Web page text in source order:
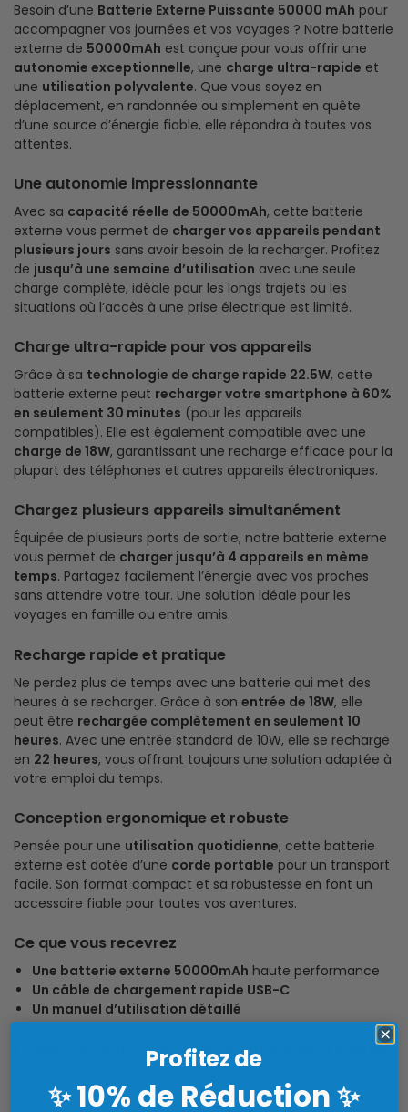
Besoin d’une Batterie Externe Puissante 50000 mAh pour
accompagner vos journées et vos voyages ? Notre batterie
externe de 50000mAh est conçue pour vous offrir une
autonomie exceptionnelle, une charge ultra-rapide et
une utilisation polyvalente. Que vous soyez en
déplacement, en randonnée ou simplement en quête
d’une source d’énergie fiable, elle répondra à toutes vos
attentes.
Une autonomie impressionnante
Avec sa capacité réelle de 50000mAh, cette batterie
externe vous permet de charger vos appareils pendant
plusieurs jours sans avoir besoin de la recharger. Profitez
de jusqu’à une semaine d’utilisation avec une seule
charge complète, idéale pour les longs trajets ou les
situations où l’accès à une prise électrique est limité.
Charge ultra-rapide pour vos appareils
Grâce à sa technologie de charge rapide 22.5W, cette
batterie externe peut recharger votre smartphone à 60%
en seulement 30 minutes (pour les appareils
compatibles). Elle est également compatible avec une
charge de 18W, garantissant une recharge efficace pour la
plupart des téléphones et autres appareils électroniques.
Chargez plusieurs appareils simultanément
Équipée de plusieurs ports de sortie, notre batterie externe
vous permet de charger jusqu’à 4 appareils en même
temps. Partagez facilement l’énergie avec vos proches
sans attendre votre tour. Une solution idéale pour les
voyages en famille ou entre amis.
Recharge rapide et pratique
Ne perdez plus de temps avec une batterie qui met des
heures à se recharger. Grâce à son entrée de 18W, elle
peut être rechargée complètement en seulement 10
heures. Avec une entrée standard de 10W, elle se recharge
en 22 heures, vous offrant toujours une solution adaptée à
votre emploi du temps.
Conception ergonomique et robuste
Pensée pour une utilisation quotidienne, cette batterie
externe est dotée d’une corde portable pour un transport
facile. Son format compact et sa robustesse en font un
accessoire fiable pour toutes vos aventures.
Ce que vous recevrez
Une batterie externe 50000mAh haute performance
Un câble de chargement rapide USB-C
Un manuel d’utilisation détaillé
L’alliée parfaite pour ne jamais manquer d’énergie
déplacements, notre batterie externevous garantit
Profitez de
✨10% de Réduction✨